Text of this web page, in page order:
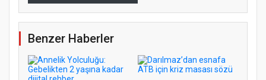
Benzer Haberler